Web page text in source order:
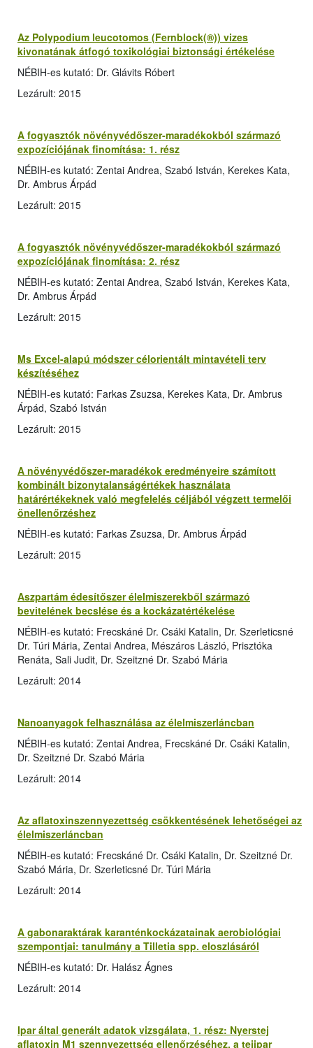
Az Polypodium leucotomos (Fernblock(®)) vizes
kivonatának átfogó toxikológiai biztonsági értékelése
NÉBIH-es kutató: Dr. Glávits Róbert
Lezárult: 2015
A fogyasztók növényvédőszer-maradékokból származó
expozíciójának finomítása: 1. rész
NÉBIH-es kutató: Zentai Andrea, Szabó István, Kerekes Kata,
Dr. Ambrus Árpád
Lezárult: 2015
A fogyasztók növényvédőszer-maradékokból származó
expozíciójának finomítása: 2. rész
NÉBIH-es kutató: Zentai Andrea, Szabó István, Kerekes Kata,
Dr. Ambrus Árpád
Lezárult: 2015
Ms Excel-alapú módszer célorientált mintavételi terv
készítéséhez
NÉBIH-es kutató: Farkas Zsuzsa, Kerekes Kata, Dr. Ambrus
Árpád, Szabó István
Lezárult: 2015
A növényvédőszer-maradékok eredményeire számított
kombinált bizonytalanságértékek használata
határértékeknek való megfelelés céljából végzett termelői
önellenőrzéshez
NÉBIH-es kutató: Farkas Zsuzsa, Dr. Ambrus Árpád
Lezárult: 2015
Aszpartám édesítőszer élelmiszerekből származó
bevitelének becslése és a kockázatértékelése
NÉBIH-es kutató: Frecskáné Dr. Csáki Katalin, Dr. Szerleticsné
Dr. Túri Mária, Zentai Andrea, Mészáros László, Prisztóka
Renáta, Sali Judit, Dr. Szeitzné Dr. Szabó Mária
Lezárult: 2014
Nanoanyagok felhasználása az élelmiszerláncban
NÉBIH-es kutató: Zentai Andrea, Frecskáné Dr. Csáki Katalin,
Dr. Szeitzné Dr. Szabó Mária
Lezárult: 2014
Az aflatoxinszennyezettség csökkentésének lehetőségei az
élelmiszerláncban
NÉBIH-es kutató: Frecskáné Dr. Csáki Katalin, Dr. Szeitzné Dr.
Szabó Mária, Dr. Szerleticsné Dr. Túri Mária
Lezárult: 2014
A gabonaraktárak karanténkockázatainak aerobiológiai
szempontjai: tanulmány a Tilletia spp. eloszlásáról
NÉBIH-es kutató: Dr. Halász Ágnes
Lezárult: 2014
Ipar által generált adatok vizsgálata, 1. rész: Nyerstej
aflatoxin M1 szennyezettség ellenőrzéséhez, a tejipar